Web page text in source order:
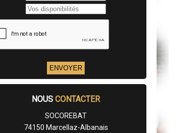
NOUS CONTACTER
SOCOREBAT
74150 Marcellaz-Albanais